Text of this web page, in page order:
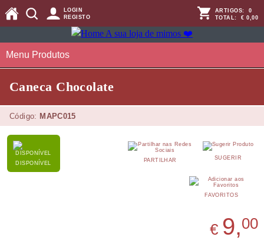
LOGIN
REGISTO
ARTIGOS: 0
TOTAL: € 0,00
Menu Produtos
Caneca Chocolate
Código: MAPC015
DISPONÍVEL
SUGERIR
PARTILHAR
FAVORITOS
€ 9,00